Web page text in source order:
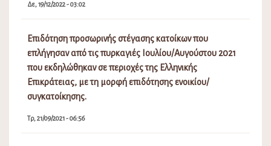
Δε, 19/12/2022 - 03:02
Επιδότηση προσωρινής στέγασης κατοίκων που
επλήγησαν από τις πυρκαγιές Ιουλίου/Αυγούστου 2021
που εκδηλώθηκαν σε περιοχές της Ελληνικής
Επικράτειας, με τη μορφή επιδότησης ενοικίου/
συγκατοίκησης.
Τρ, 21/09/2021 - 06:56